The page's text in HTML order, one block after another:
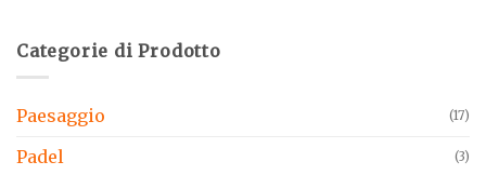
Categorie di Prodotto
Paesaggio (17)
Padel (3)